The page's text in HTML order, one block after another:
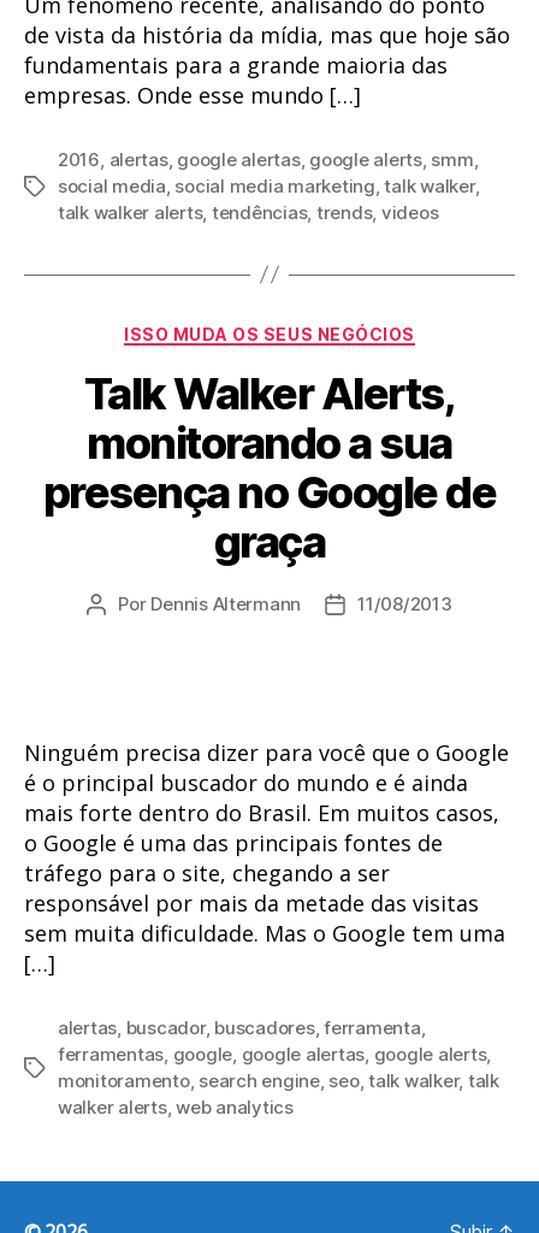
de vista da história da mídia, mas que hoje são
fundamentais para a grande maioria das
empresas. Onde esse mundo […]
Tags
2016, alertas, google alertas, google alerts, smm,
social media, social media marketing,talk walker,
talk walker alerts, tendências, trends, videos
Categorias
ISSO MUDA OS SEUS NEGÓCIOS
Talk Walker Alerts,
monitorando a sua
presença no Google de
graça
Autor
Por Dennis Altermann
Data11/08/2013
Ninguém precisa dizer para você que o Google
é o principal buscador do mundo e é ainda
mais forte dentro do Brasil. Em muitos casos,
o Google é uma das principais fontes de
tráfego para o site, chegando a ser
responsável por mais da metade das visitas
sem muita dificuldade. Mas o Google tem uma
[…]
Tags
alertas, buscador, buscadores,ferramenta,
ferramentas, google, google alertas, google alerts,
monitoramento, search engine, seo,talk walker, talk
walker alerts,web analytics